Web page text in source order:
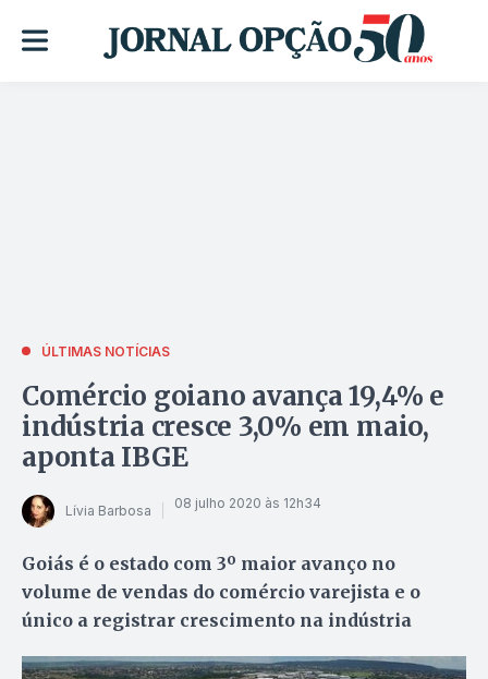
ÚLTIMAS NOTÍCIAS
Comércio goiano avança 19,4% e
indústria cresce 3,0% em maio,
aponta IBGE
Lívia Barbosa 08 julho 2020 às 12h34
Goiás é o estado com 3º maior avanço no
volume de vendas do comércio varejista e o
único a registrar crescimento na indústria